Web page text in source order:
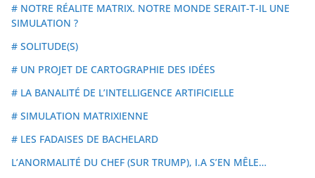
# NOTRE RÉALITE MATRIX. NOTRE MONDE SERAIT-T-IL UNE
SIMULATION ?
# SOLITUDE(S)
# UN PROJET DE CARTOGRAPHIE DES IDÉES
# LA BANALITÉ DE L’INTELLIGENCE ARTIFICIELLE
# SIMULATION MATRIXIENNE
# LES FADAISES DE BACHELARD
L’ANORMALITÉ DU CHEF (SUR TRUMP), I.A S’EN MÊLE…